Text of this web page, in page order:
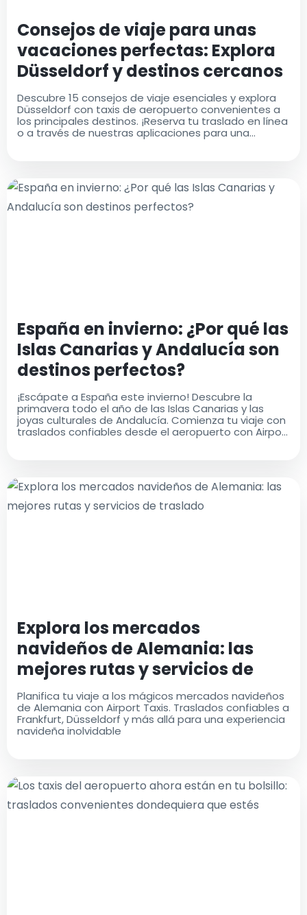
Consejos de viaje para unas
vacaciones perfectas: Explora
Düsseldorf y destinos cercanos
Descubre 15 consejos de viaje esenciales y explora
Düsseldorf con taxis de aeropuerto convenientes a
los principales destinos. ¡Reserva tu traslado en línea
o a través de nuestras aplicaciones para una
España en invierno: ¿Por qué las
Islas Canarias y Andalucía son
destinos perfectos?
¡Escápate a España este invierno! Descubre la
primavera todo el año de las Islas Canarias y las
joyas culturales de Andalucía. Comienza tu viaje con
traslados confiables desde el aeropuerto con Airport
Explora los mercados
navideños de Alemania: las
mejores rutas y servicios de
traslado
Planifica tu viaje a los mágicos mercados navideños
de Alemania con Airport Taxis. Traslados confiables a
Frankfurt, Düsseldorf y más allá para una experiencia
navideña inolvidable